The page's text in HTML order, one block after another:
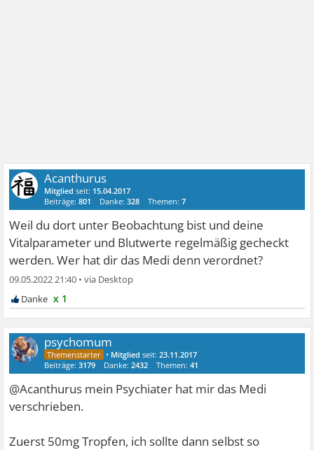
Acanthurus
Mitglied seit: 15.04.2017
Beiträge:801 Danke:328 Themen:7
Weil du dort unter Beobachtung bist und deine
Vitalparameter und Blutwerte regelmäßig gecheckt
werden. Wer hat dir das Medi denn verordnet?
09.05.2022 21:40 •
x 1
psychomum
• Mitglied seit:23.11.2017
Beiträge:3179 Danke:2432 Themen:41
@Acanthurus mein Psychiater hat mir das Medi
verschrieben.
Zuerst 50mg Tropfen, ich sollte dann selbst so